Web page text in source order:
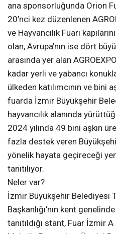
ana sponsorluğunda Orion
20’nci kez düzenlenen
ve Hayvancılık Fuarı
olan, Avrupa’nın ise dört
arasında yer alan
kadar yerli ve yabancı
ülkeden katılımcının ve bini
fuarda İzmir Büyükşehir
hayvancılık alanında
2024 yılında 49 bini aşkın
fazla destek veren
yönelik hayata geçireceği
tanıtılıyor.
Neler var?
İzmir Büyükşehir Belediyesi
Başkanlığı’nın kent
tanıtıldığı stant, Fuar İzmir